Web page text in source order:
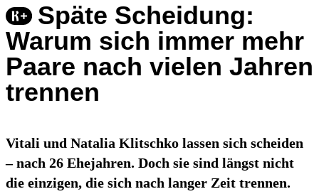
Späte Scheidung:
Warum sich immer mehr
Paare nach vielen Jahren
trennen
Vitali und Natalia Klitschko lassen sich scheiden
– nach 26 Ehejahren. Doch sie sind längst nicht
die einzigen, die sich nach langer Zeit trennen.